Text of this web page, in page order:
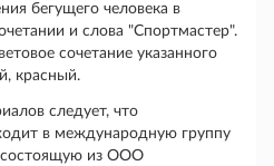
бегущего человека в
и слова "Спортмастер".
сочетание указанного
красный.
следует, что
в международную группу
состоящую из ООО